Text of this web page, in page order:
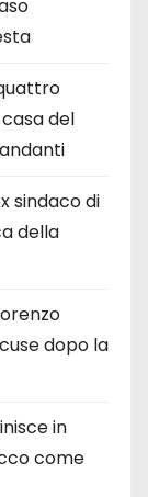
del
sindaco di
della
dopo la
in
come